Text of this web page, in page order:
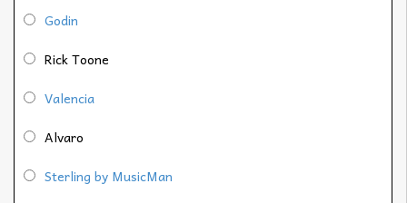
Godin
Rick Toone
Valencia
Alvaro
Sterling by MusicMan